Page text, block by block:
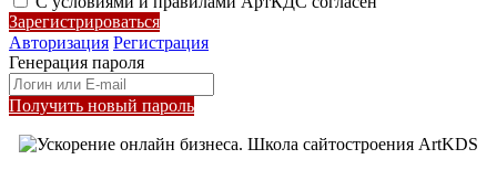
Зарегистрироваться
Авторизация Регистрация
Генерация пароля
Получить новый пароль